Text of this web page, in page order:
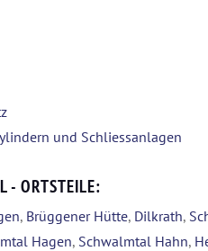
und Schliessanlagen
- ORTSTEILE:
, Brüggener Hütte, Dilkrath,
Hagen, Schwalmtal Hahn,